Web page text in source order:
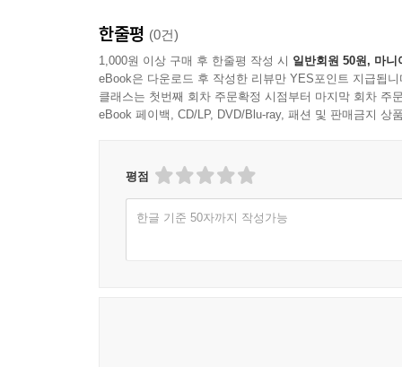
한줄평 (0건)
1,000원 이상 구매 후 한줄평 작성 시 일반회원 50원, 마니
eBook은 다운로드 후 작성한 리뷰만 YES포인트 지급됩니
클래스는 첫번째 회차 주문확정 시점부터 마지막 회차 주
eBook 페이백, CD/LP, DVD/Blu-ray, 패션 및 판매금지 상
평점
한글 기준 50자까지 작성가능